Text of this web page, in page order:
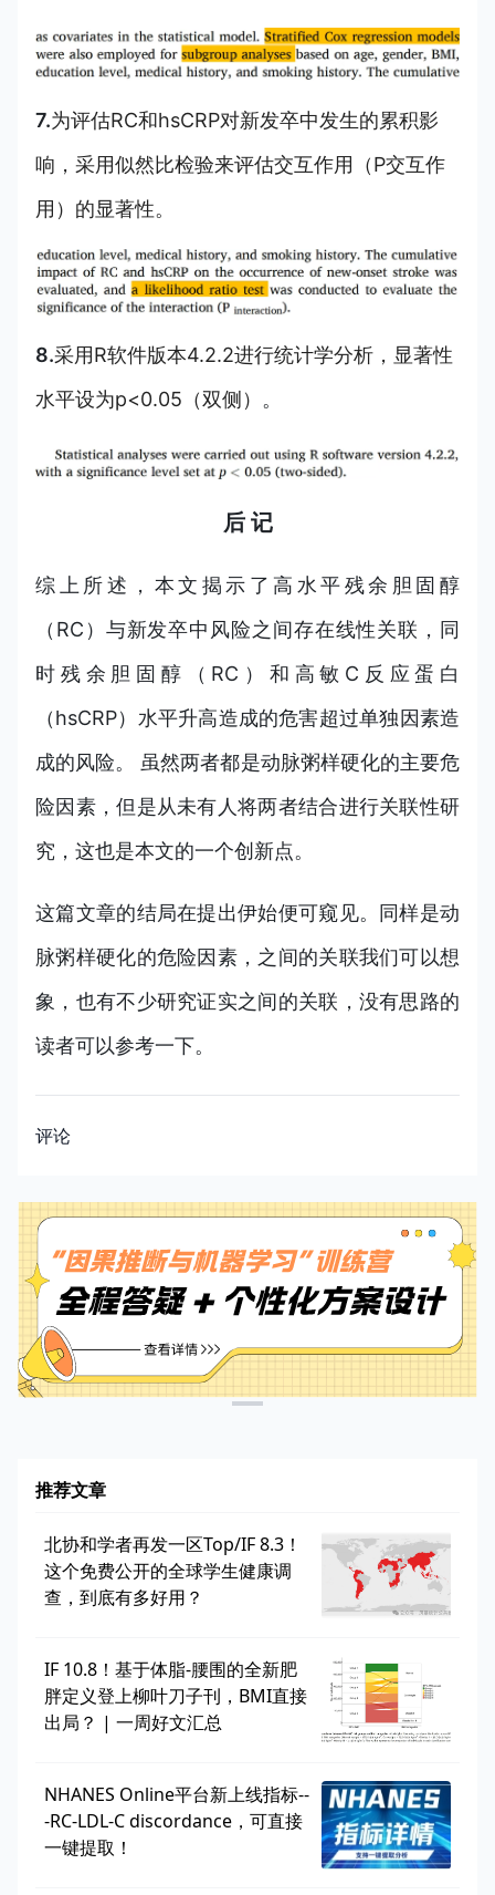
7.为评估RC和hsCRP对新发卒中发生的累积影
响，采用似然比检验来评估交互作用（P交互作
用）的显著性。
8.采用R软件版本4.2.2进行统计学分析，显著性
水平设为p<0.05（双侧） 。
后 记
综上所述，本文揭示了高水平残余胆固醇
（RC）与新发卒中风险之间存在线性关联，同
时残余胆固醇（RC）和高敏C反应蛋白
（hsCRP）水平升高造成的危害超过单独因素造
成的风险。 虽然两者都是动脉粥样硬化的主要危
险因素，但是从未有人将两者结合进行关联性研
究，这也是本文的一个创新点。
这篇文章的结局在提出伊始便可窥见。同样是动
脉粥样硬化的危险因素，之间的关联我们可以想
象，也有不少研究证实之间的关联，没有思路的
读者可以参考一下。
评论
推荐文章
北协和学者再发一区Top/IF 8.3！
这个免费公开的全球学生健康调
查，到底有多好用？
IF 10.8！基于体脂-腰围的全新肥
胖定义登上柳叶刀子刊，BMI直接
出局？ | 一周好文汇总
NHANES Online平台新上线指标--
-RC-LDL-C discordance，可直接
一键提取！